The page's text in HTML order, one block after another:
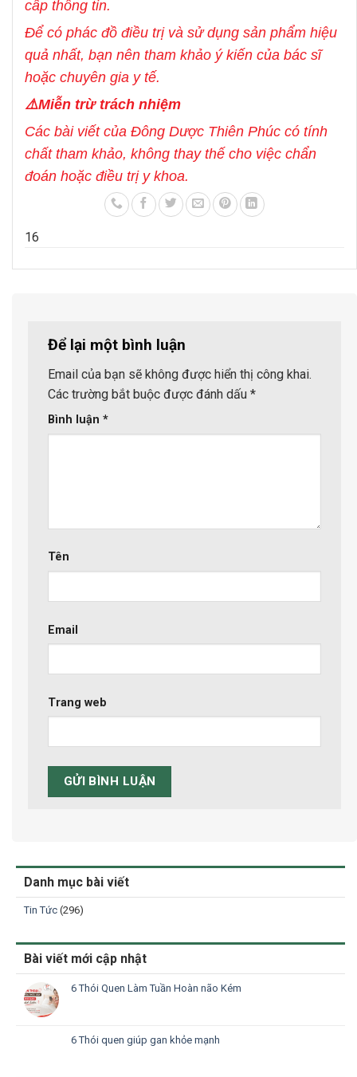
cấp thông tin.
Để có phác đồ điều trị và sử dụng sản phẩm hiệu
quả nhất, bạn nên tham khảo ý kiến của bác sĩ
hoặc chuyên gia y tế.
⚠️Miễn trừ trách nhiệm
Các bài viết của Đông Dược Thiên Phúc có tính
chất tham khảo, không thay thế cho việc chẩn
đoán hoặc điều trị y khoa.
16
Để lại một bình luận
Email của bạn sẽ không được hiển thị công khai.
Các trường bắt buộc được đánh dấu *
Bình luận *
Tên
Email
Trang web
Danh mục bài viết
Tin Tức (296)
Bài viết mới cập nhật
6 Thói Quen Làm Tuần Hoàn não Kém
6 Thói quen giúp gan khỏe mạnh